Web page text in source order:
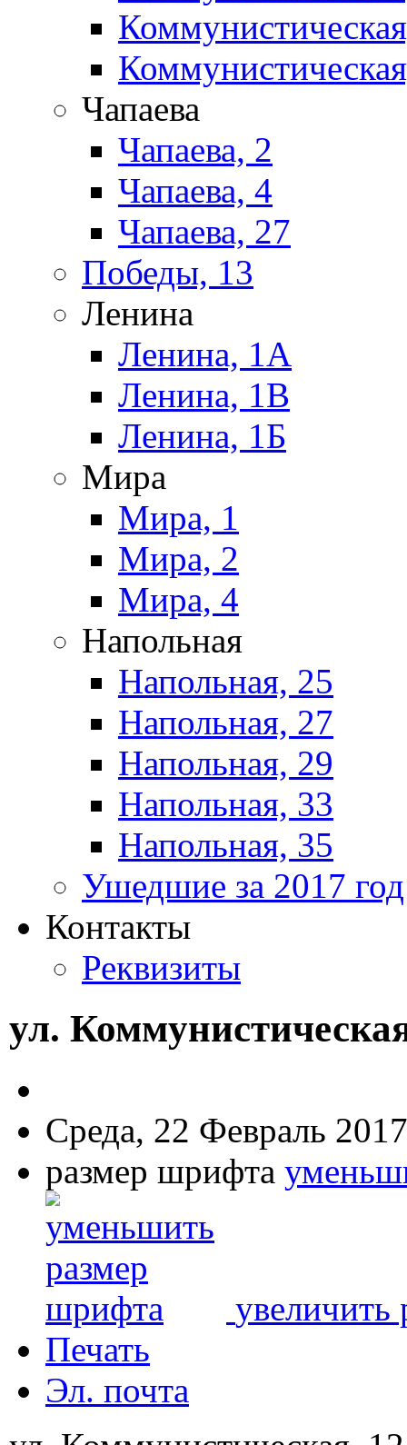
Чапаева
Чапаева, 2
Чапаева, 4
Чапаева, 27
Победы, 13
Ленина
Ленина, 1А
Ленина, 1В
Ленина, 1Б
Мира
Мира, 1
Мира, 2
Мира, 4
Напольная
Напольная, 25
Напольная, 27
Напольная, 29
Напольная, 33
Напольная, 35
Ушедшие за 2017 год
Контакты
Реквизиты
ул.
Среда, 22 Февраль
размер шрифта
Печать
Эл. почта